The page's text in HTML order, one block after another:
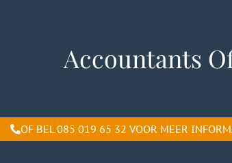
Accountants
OF BEL 085 019 65 32 VOOR MEER